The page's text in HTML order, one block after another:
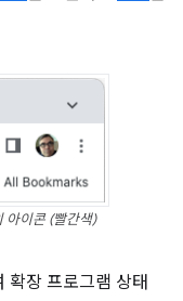
이콘 (빨간색)
확장 프로그램 상태